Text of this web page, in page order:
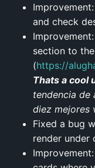
and check
section to
(https://
Thats a cool
tendencia de
diez mejores
Fixed a bug
render under